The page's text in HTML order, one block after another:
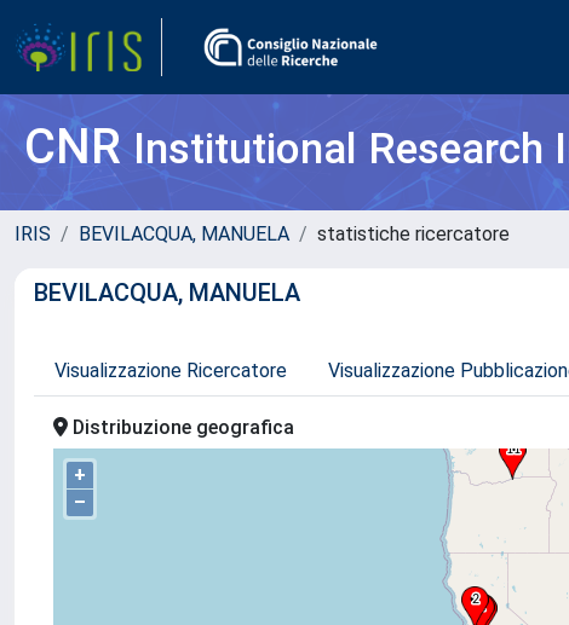
CNRInstitutional Research
IRIS BEVILACQUA, MANUELA statistiche ricercatore
BEVILACQUA, MANUELA
Visualizzazione Ricercatore Visualizzazione
Distribuzione geografica
+
–